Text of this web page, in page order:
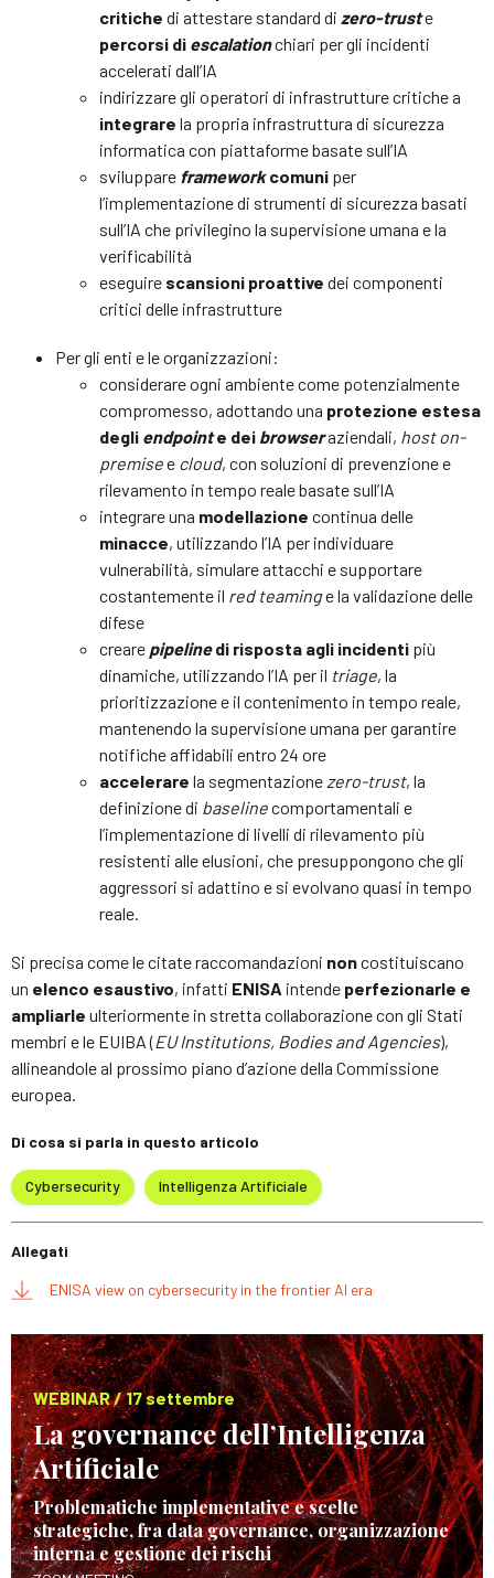
critiche di attestare standard di zero-truste
percorsi di escalationchiari per gli incidenti
accelerati dall’IA
indirizzare gli operatori di infrastrutture critiche a
integrare la propria infrastruttura di sicurezza
informatica con piattaforme basate sull’IA
sviluppare frameworkcomuni per
l’implementazione di strumenti di sicurezza basati
sull’IA che privilegino la supervisione umana e la
verificabilità
eseguire scansioni proattive dei componenti
critici delle infrastrutture
Per gli enti e le organizzazioni:
considerare ogni ambiente come potenzialmente
compromesso, adottando una protezione estesa
degli endpointe dei browseraziendali, host on-
premisee cloud, con soluzioni di prevenzione e
rilevamento in tempo reale basate sull’IA
integrare una modellazione continua delle
minacce, utilizzando l’IA per individuare
vulnerabilità, simulare attacchi e supportare
costantemente il red teaminge la validazione delle
difese
creare pipelinedi risposta agli incidenti più
dinamiche, utilizzando l’IA per il triage, la
prioritizzazione e il contenimento in tempo reale,
mantenendo la supervisione umana per garantire
notifiche affidabili entro 24 ore
accelerare la segmentazione zero-trust, la
definizione di baselinecomportamentali e
l’implementazione di livelli di rilevamento più
resistenti alle elusioni, che presuppongono che gli
aggressori si adattino e si evolvano quasi in tempo
reale.
Si precisa come le citate raccomandazioni noncostituiscano
un elenco esaustivo, infatti ENISA intende perfezionarle e
ampliarle ulteriormente in stretta collaborazione con gli Stati
membri e le EUIBA (EU Institutions, Bodies and Agencies),
allineandole al prossimo piano d’azione della Commissione
europea.
Di cosa si parla in questo articolo
Cybersecurity Intelligenza Artificiale
Allegati
ENISA view on cybersecurity in the frontier AI era
WEBINAR / 17 settembre
La governance dell’Intelligenza
Artificiale
Problematiche implementative e scelte
strategiche, fra data governance, organizzazione
interna e gestione dei rischi